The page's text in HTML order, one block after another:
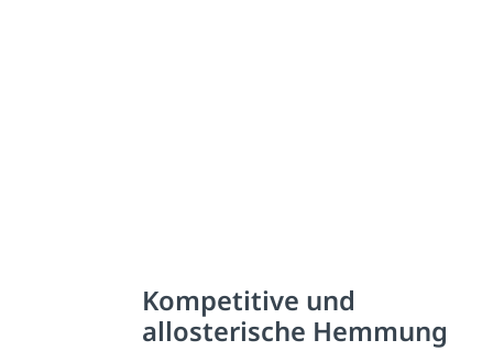
Kompetitive und
allosterische Hemmung